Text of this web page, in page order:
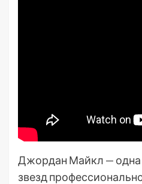
Джордан Майкл — одна
звезд